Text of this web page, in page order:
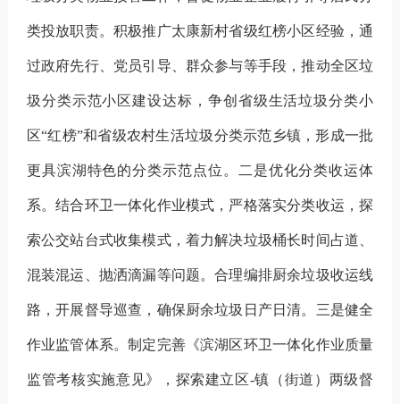
类投放职责。积极推广太康新村省级红榜小区经验，通
过政府先行、党员引导、群众参与等手段，推动全区垃
圾分类示范小区建设达标，争创省级生活垃圾分类小
区“红榜”和省级农村生活垃圾分类示范乡镇 ，形成一批
更具滨湖特色的分类示范点位。 二是优化分类收运体
系。结合环卫一体化作业模式 ， 严格落实分类收运，探
索公交站台式收集模式，着力解决垃圾桶长时间占道、
混装混运、抛洒滴漏等问题。合理编排厨余垃圾收运线
路，开展督导巡查，确保厨余垃圾日产日清。 三是健全
作业监管体系。制定完善《滨湖区环卫一体化作业质量
监管考核实施意见》，探索建立区-镇（街道）两级督